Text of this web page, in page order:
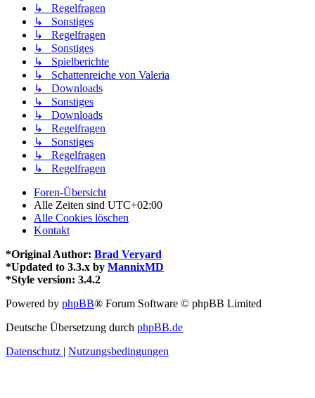
↳ Regelfragen
↳ Sonstiges
↳ Regelfragen
↳ Sonstiges
↳ Spielberichte
↳ Schattenreiche von Valeria
↳ Downloads
↳ Sonstiges
↳ Downloads
↳ Regelfragen
↳ Sonstiges
↳ Regelfragen
↳ Regelfragen
Foren-Übersicht
Alle Zeiten sind UTC+02:00
Alle Cookies löschen
Kontakt
*Original Author: Brad Veryard
*Updated to 3.3.x by MannixMD
*Style version: 3.4.2
Powered by phpBB® Forum Software © phpBB Limited
Deutsche Übersetzung durch phpBB.de
Datenschutz | Nutzungsbedingungen